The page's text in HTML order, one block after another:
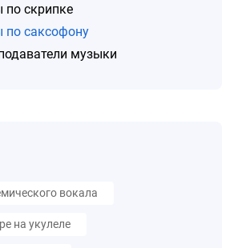
по скрипке
по саксофону
музыки
вокала
на укулеле